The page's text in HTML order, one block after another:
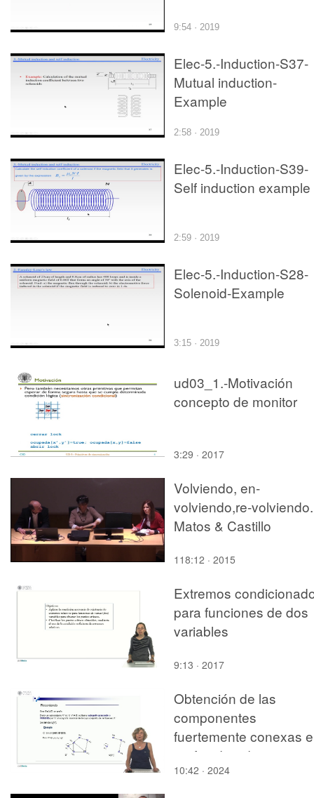
9:54 · 2019
Elec-5.-Induction-S37-
Mutual induction-
Example
2:58 · 2019
Elec-5.-Induction-S39-
Self induction example
2:59 · 2019
Elec-5.-Induction-S28-
Solenoid-Example
3:15 · 2019
ud03_1.-Motivación
concepto de monitor
3:29 · 2017
Volviendo, en-
volviendo,re-volviendo.
Matos & Castillo
118:12 · 2015
Extremos
para funciones de dos
variables
9:13 · 2017
Obtención de las
componentes
fuertemente conexas
grafos dirigidos
10:42 · 2024